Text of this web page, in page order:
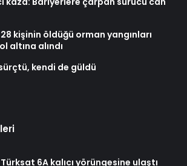
kişinin öldüğü orman yangınları
altına alındı
kendi de güldü
Türksat 6A kalıcı yörüngesine ulaştı